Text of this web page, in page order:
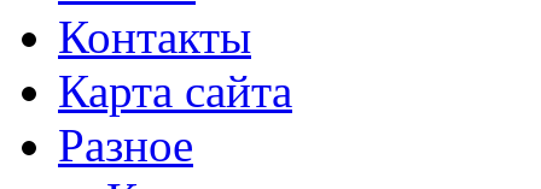
Контакты
Карта сайта
Разное